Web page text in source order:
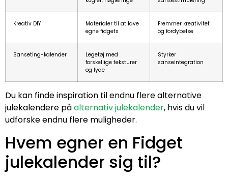
Kreativ DIY
Materialer til at lave
egne fidgets
Fremmer kreativitet
og fordybelse
Sanseting-kalender
Legetøj med
forskellige teksturer
og lyde
Styrker
sanseintegration
Du kan finde inspiration til endnu flere alternative
julekalendere påalternativ julekalender, hvis du vil
udforske endnu flere muligheder.
Hvem egner en Fidget
julekalender sig til?